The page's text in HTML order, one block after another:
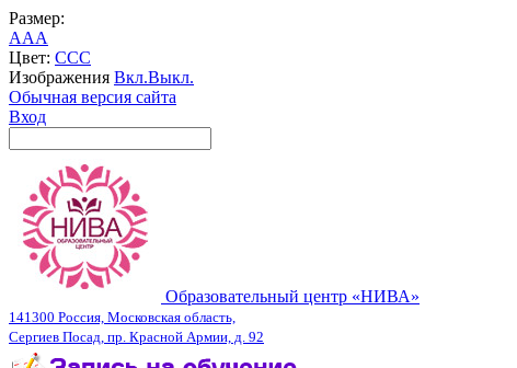
Размер:
AAA
Цвет: CCC
Изображения Вкл.Выкл.
Обычная версия сайта
Вход
Образовательный центр «НИВА»
141300 Россия, Московская область,
Сергиев Посад, пр. Красной Армии, д. 92